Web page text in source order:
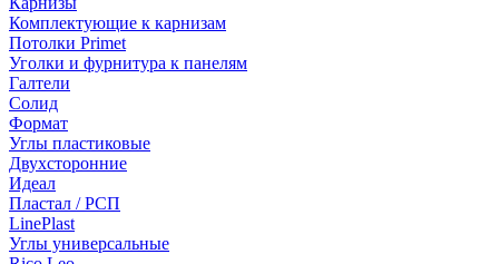
Комплектующие к карнизам
Потолки Primet
Уголки и фурнитура к панелям
Галтели
Солид
Формат
Углы пластиковые
Двухсторонние
Идеал
Пластал / РСП
LinePlast
Углы универсальные